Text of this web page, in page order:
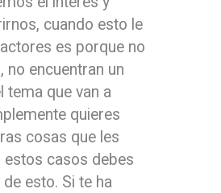
cuando esto le
es porque no
no encuentran un
tema que van a
quieres
cosas que les
estos casos debes
esto. Si te ha